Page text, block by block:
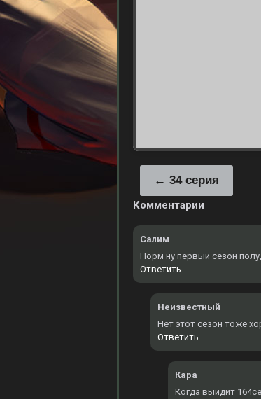
34 серия
Комментарии
Салим
Норм ну первый сезон
Ответить
Неизвестный
Нет этот сезон тоже
Ответить
Кара
Когда выйдит